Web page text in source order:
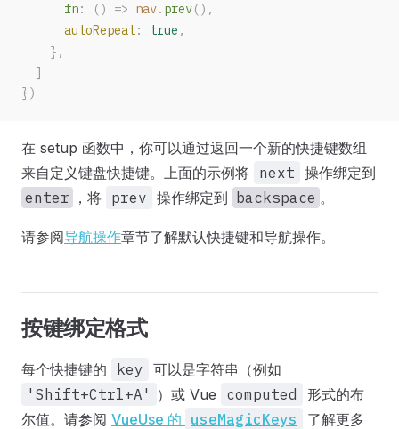
fn: () => nav. prev(),
autoRepeat: true ,
    },
  ]
})
在 setup 函数中，你可以通过返回一个新的快捷键数组
来自定义键盘快捷键。上面的示例将 next 操作绑定到
enter ，将 prev 操作绑定到 backspace 。
请参阅导航操作章节了解默认快捷键和导航操作。
按键绑定格式
每个快捷键的 key 可以是字符串（例如
'Shift+Ctrl+A'
）或 Vue computed
形式的布
尔值。请参阅 VueUse 的 useMagicKeys
了解更多